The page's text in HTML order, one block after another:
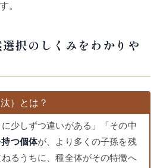
。
択のしくみをわかりや
）とは？
に少しずつ違いがある」「その中
つ個体が、より多くの子孫を残
るうちに、種全体がその特徴へ